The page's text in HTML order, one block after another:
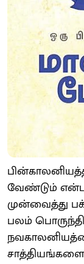
வேண்டும்
முன்வைத்து
பலம்